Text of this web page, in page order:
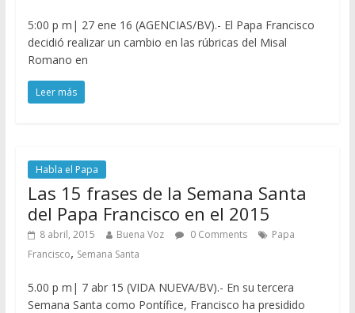
5:00 p m| 27 ene 16 (AGENCIAS/BV).- El Papa Francisco
decidió realizar un cambio en las rúbricas del Misal
Romano en
Leer más
Habla el Papa
Las 15 frases de la Semana Santa
del Papa Francisco en el 2015
8 abril, 2015 Buena Voz 0 Comments
Papa
Francisco, Semana Santa
5.00 p m| 7 abr 15 (VIDA NUEVA/BV).- En su tercera
Semana Santa como Pontífice, Francisco ha presidido